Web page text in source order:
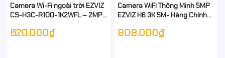
Camera Wi-Fi ngoài trời EZVIZ
CS-H3C-R100-1K2WFL – 2MP
IP67 – Chính hãng – Full VAT –
620.000₫
Camera WiFi Thông Minh 5MP
EZVIZ H6 3K 5M- Hàng Chính
808.000₫